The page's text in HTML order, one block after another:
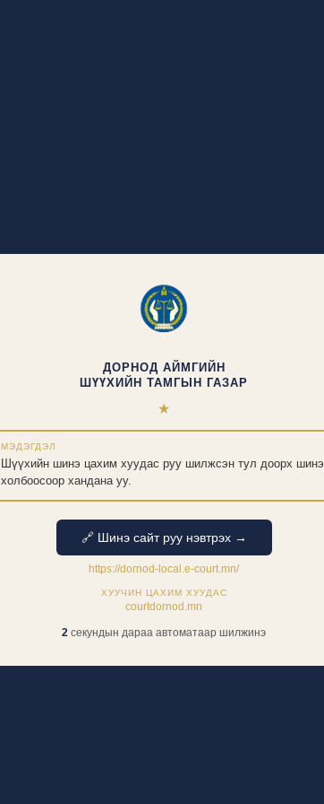
ДОРНОД АЙМГИЙН
ШҮҮХИЙН ТАМГЫН ГАЗАР
★
МЭДЭГДЭЛ
Шүүхийн шинэ цахим хуудас руу шилжсэн тул доорх шинэ
холбоосоор хандана уу.
🔗 Шинэ сайт руу нэвтрэх →
https://dornod-local.e-court.mn/
ХУУЧИН ЦАХИМ ХУУДАС
courtdornod.mn
1 секундын дараа автоматаар шилжинэ